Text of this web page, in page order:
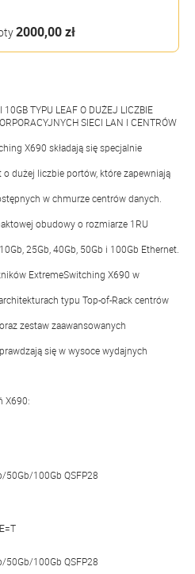
2000,00 zł
TYPU LEAF O DUŻEJ LICZBIE
SIECI LAN I CENTRÓW
X690 składają się specjalnie
dużej liczbie portów, które zapewniają
w chmurze centrów danych.
obudowy o rozmiarze 1RU
25Gb, 40Gb, 50Gb i 100Gb Ethernet.
ExtremeSwitching X690 w
typu Top-of-Rack centrów
zestaw zaawansowanych
się w wysoce wydajnych
X690:
100Gb QSFP28
100Gb QSFP28